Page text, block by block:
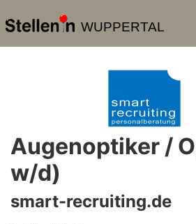
WUPPERTAL
Augenoptiker /
w/d)
smart-recruiting.de